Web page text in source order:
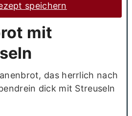
speichern
mit
das herrlich nach
dick mit Streuseln